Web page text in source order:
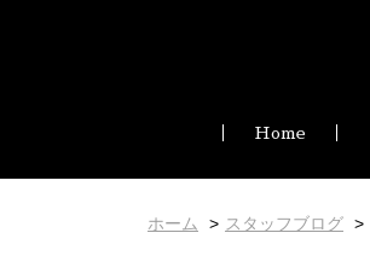
Home
ホーム スタッフブログ